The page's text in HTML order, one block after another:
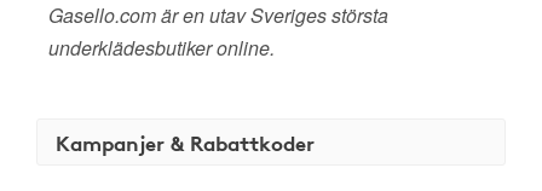
Gasello.com är en utav Sveriges största
underklädesbutiker online.
Kampanjer & Rabattkoder